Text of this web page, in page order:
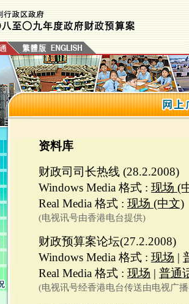
资料库
财政司司长热线 (28.2.2008)
Windows Media 格式 : 现场 (
Real Media 格式 : 现场 (中文)
(电视讯号由香港电台提供)
财政预算案论坛(27.2.2008)
Windows Media 格式 : 现场 |
Real Media 格式 : 现场 | 普通
(电视讯号经香港电台传送由电视广